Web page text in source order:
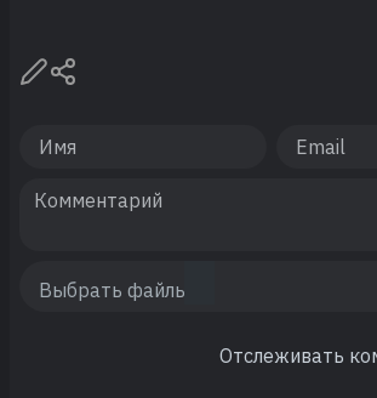
Отслеживать